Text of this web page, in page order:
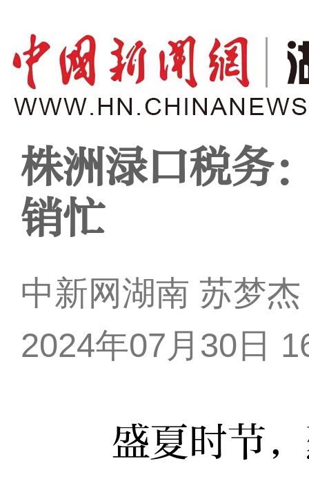
株洲渌口税务
销忙
中新网湖南 苏梦杰
2024年07月30日
盛夏时节，